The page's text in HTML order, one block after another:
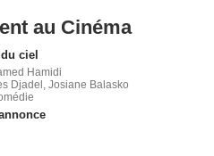
au Cinéma
ciel
Hamidi
Djadel, Josiane Balasko